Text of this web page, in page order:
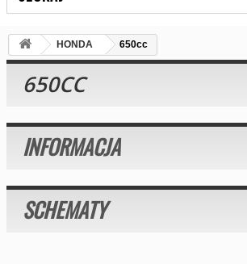
HONDA 650cc
650CC
INFORMACJA
SCHEMATY